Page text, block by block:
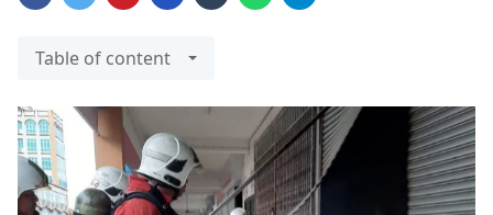
Table of content